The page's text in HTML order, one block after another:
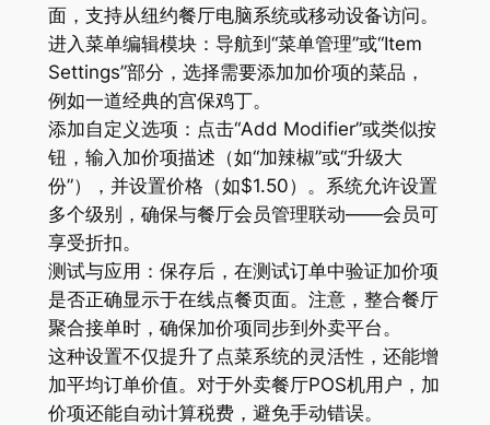
面，支持从纽约餐厅电脑系统或移动设备访问。
进入菜单编辑模块：导航到“菜单管理”或“Item
Settings”部分，选择需要添加加价项的菜品，
例如一道经典的宫保鸡丁。
添加自定义选项：点击“Add Modifier”或类似按
钮，输入加价项描述（如“加辣椒”或“升级大
份”），并设置价格（如$1.50）。系统允许设置
多个级别，确保与餐厅会员管理联动——会员可
享受折扣。
测试与应用：保存后，在测试订单中验证加价项
是否正确显示于在线点餐页面。注意，整合餐厅
聚合接单时，确保加价项同步到外卖平台。
这种设置不仅提升了点菜系统的灵活性，还能增
加平均订单价值。对于外卖餐厅POS机用户，加
价项还能自动计算税费，避免手动错误。